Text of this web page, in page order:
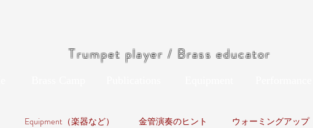
Trumpet player / Brass educator
Equipment（楽器など） 金管演奏のヒント ウォーミングアップ